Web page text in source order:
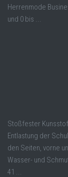
Herrenmode
und 0 bis ...
Stoßfester
Entlastung der
den Seiten, vorne
Wasser- und
41 ...